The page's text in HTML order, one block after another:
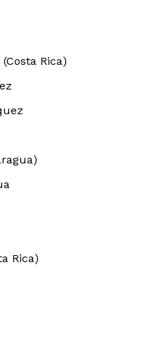
Rica)
Rica)